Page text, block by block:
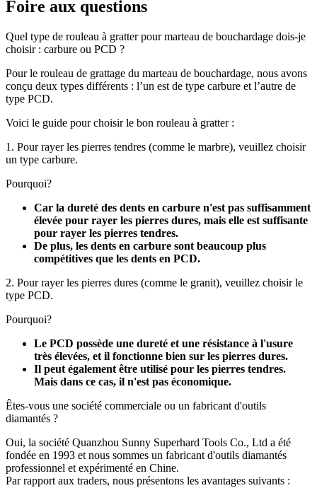
Foire aux questions
Quel type de rouleau à gratter pour marteau de bouchardage dois-je
choisir : carbure ou PCD ?
Pour le rouleau de grattage du marteau de bouchardage, nous avons
conçu deux types différents : l’un est de type carbure et l’autre de
type PCD.
Voici le guide pour choisir le bon rouleau à gratter :
1. Pour rayer les pierres tendres (comme le marbre), veuillez choisir
un type carbure.
Pourquoi?
Car la dureté des dents en carbure n'est pas suffisamment
élevée pour rayer les pierres dures, mais elle est suffisante
pour rayer les pierres tendres.
De plus, les dents en carbure sont beaucoup plus
compétitives que les dents en PCD.
2. Pour rayer les pierres dures (comme le granit), veuillez choisir le
type PCD.
Pourquoi?
Le PCD possède une dureté et une résistance à l'usure
très élevées, et il fonctionne bien sur les pierres dures.
Il peut également être utilisé pour les pierres tendres.
Mais dans ce cas, il n'est pas économique.
Êtes-vous une société commerciale ou un fabricant d'outils
diamantés ?
Oui, la société Quanzhou Sunny Superhard Tools Co., Ltd a été
fondée en 1993 et ​​nous sommes un fabricant d'outils diamantés
professionnel et expérimenté en Chine.
Par rapport aux traders, nous présentons les avantages suivants :